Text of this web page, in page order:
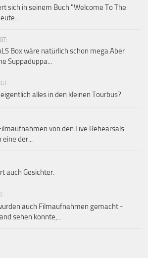
sich in seinem Buch "Welcome To The
Box wäre natürlich schon mega.Aber
Suppaduppa...
alles in den kleinen Tourbus?
von den Live Rehearsals
eine der...
auch Gesichter.
auch Filmaufnahmen gemacht -
sehen konnte,...